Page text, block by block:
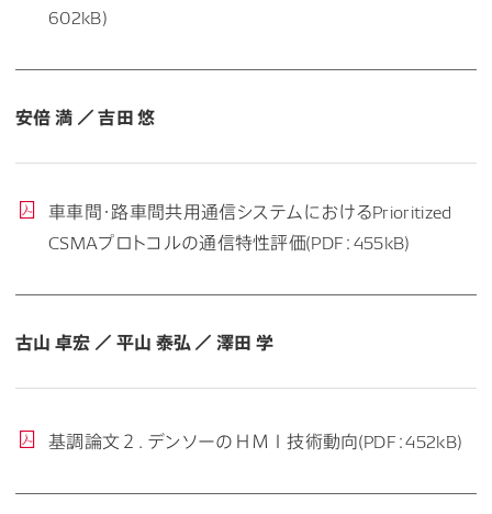
602kB)
安倍 満 ／ 吉田 悠
車車間・路車間共用通信システムにおけるPrioritized
CSMAプロトコルの通信特性評価(PDF：455kB)
古山 卓宏 ／ 平山 泰弘 ／ 澤田 学
基調論文２．デンソーのＨＭＩ技術動向(PDF：452kB)